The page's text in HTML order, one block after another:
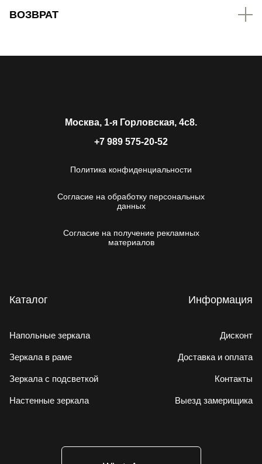
ВОЗВРАТ
Москва, 1-я Горловская, 4c8.
+7 989 575-20-52
Политика конфиденциальности
Согласие на обработку персональных
данных
Согласие на получение рекламных
материалов
Каталог
Напольные зеркала
Зеркала в раме
Зеркала с подсветкой
Настенные зеркала
Информация
Дисконт
Доставка и оплата
Контакты
Выезд замерищика